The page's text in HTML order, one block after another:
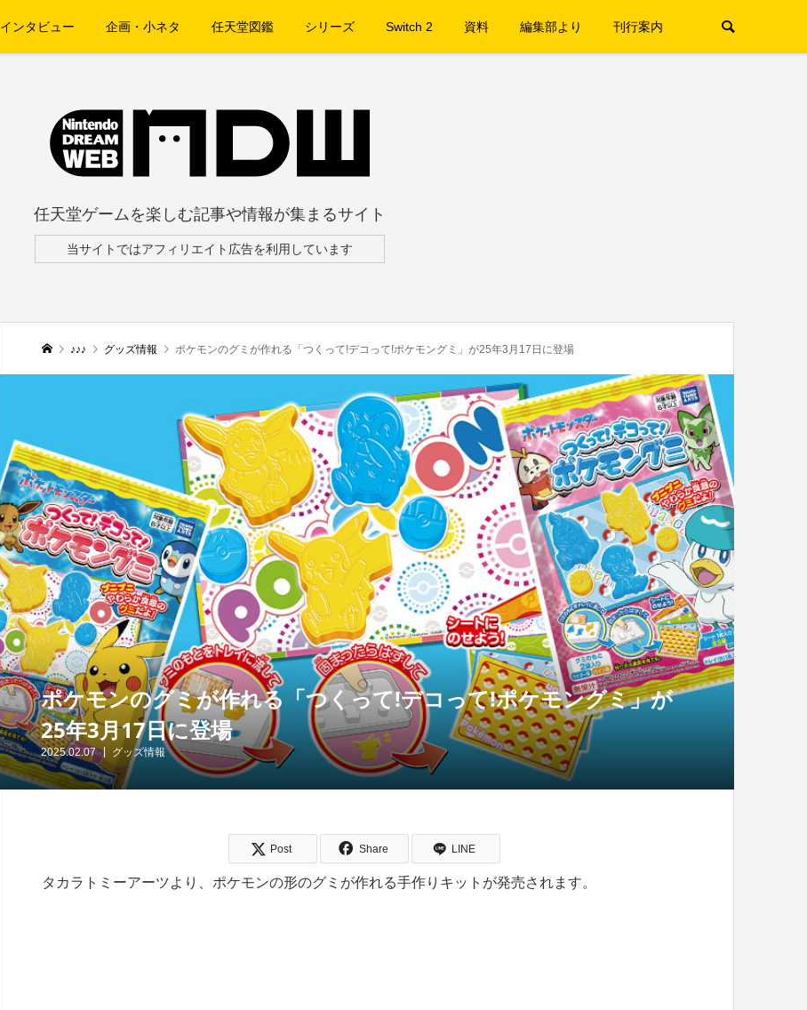
インタビュー 企画・小ネタ 任天堂図鑑 シリーズ Switch 2 資料 編集部より 刊行案内
任天堂ゲームを楽しむ記事や情報が集まるサイト
当サイトではアフィリエイト広告を利用しています
♪♪♪ グッズ情報 ポケモンのグミが作れる「つくって!デコって!ポケモングミ」が25年3月17日に登場
ポケモンのグミが作れる「つくって!デコって!ポケモングミ」が
25年3月17日に登場
2025.02.07 グッズ情報
Post Share LINE
タカラトミーアーツより、ポケモンの形のグミが作れる手作りキットが発売されます。